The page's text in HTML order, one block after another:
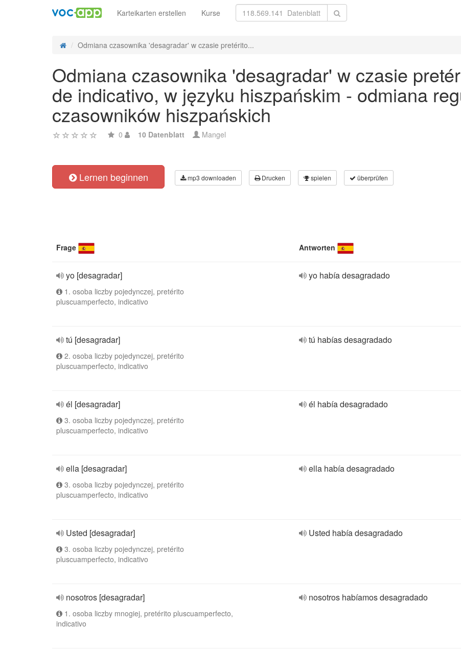
Karteikarten erstellen Kurse
Odmiana czasownika 'desagradar' w czasie pretérito...
Odmiana czasownika 'desagradar' w czasie
de indicativo, w języku hiszpańskim - odmiana
czasowników hiszpańskich
0 10 Datenblatt Mangel
Lernen beginnen mp3 downloaden Drucken spielen überprüfen
Frage Antworten
yo [desagradar]
1. osoba liczby pojedynczej, pretérito
pluscuamperfecto, indicativo
yo había desagradado
tú [desagradar]
2. osoba liczby pojedynczej, pretérito
pluscuamperfecto, indicativo
tú habías desagradado
él [desagradar]
3. osoba liczby pojedynczej, pretérito
pluscuamperfecto, indicativo
él había desagradado
ella [desagradar]
3. osoba liczby pojedynczej, pretérito
pluscuamperfecto, indicativo
ella había desagradado
Usted [desagradar]
3. osoba liczby pojedynczej, pretérito
pluscuamperfecto, indicativo
Usted había desagradado
nosotros [desagradar]
1. osoba liczby mnogiej, pretérito pluscuamperfecto,
indicativo
nosotros habíamos desagradado